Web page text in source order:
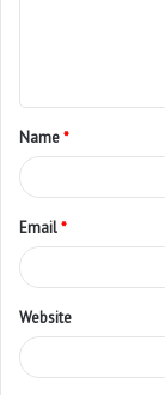
Name*
Email*
Website